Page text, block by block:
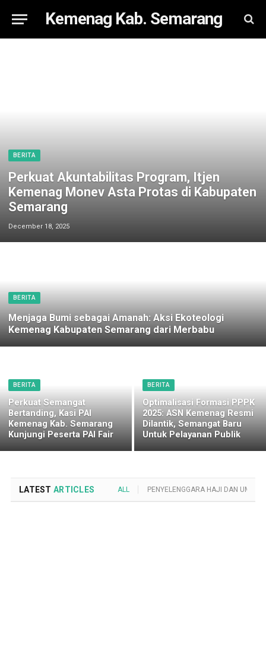
Kemenag Kab. Semarang
BERITA
Perkuat Akuntabilitas Program, Itjen
Kemenag Monev Asta Protas di Kabupaten
Semarang
December 18, 2025
BERITA
Menjaga Bumi sebagai Amanah: Aksi Ekoteologi
Kemenag Kabupaten Semarang dari Merbabu
BERITA
Perkuat Semangat
Bertanding, Kasi PAI
Kemenag Kab. Semarang
Kunjungi Peserta PAI Fair
BERITA
Optimalisasi Formasi PPPK
2025: ASN Kemenag Resmi
Dilantik, Semangat Baru
Untuk Pelayanan Publik
LATEST ARTICLES ALL PENYELENGGARA HAJI DAN UMROH